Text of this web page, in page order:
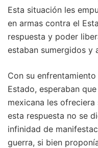
Esta situación les
en armas contra el
respuesta y poder
estaban sumergidos y
Con su
Estado, esperaban
mexicana les
esta respuesta no se
infinidad de
guerra, si bien